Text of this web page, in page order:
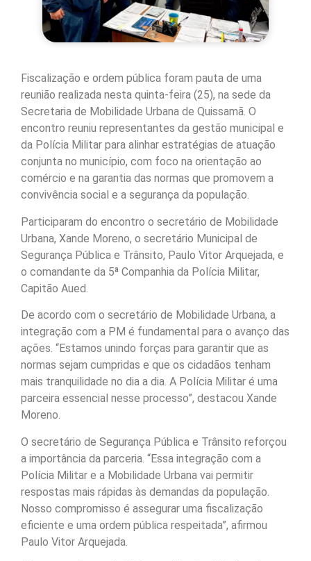
Fiscalização e ordem pública foram pauta de uma
reunião realizada nesta quinta-feira (25), na sede da
Secretaria de Mobilidade Urbana de Quissamã. O
encontro reuniu representantes da gestão municipal e
da Polícia Militar para alinhar estratégias de atuação
conjunta no município, com foco na orientação ao
comércio e na garantia das normas que promovem a
convivência social e a segurança da população.
Participaram do encontro o secretário de Mobilidade
Urbana, Xande Moreno, o secretário Municipal de
Segurança Pública e Trânsito, Paulo Vitor Arquejada, e
o comandante da 5ª Companhia da Polícia Militar,
Capitão Aued.
De acordo com o secretário de Mobilidade Urbana, a
integração com a PM é fundamental para o avanço das
ações. “Estamos unindo forças para garantir que as
normas sejam cumpridas e que os cidadãos tenham
mais tranquilidade no dia a dia. A Polícia Militar é uma
parceira essencial nesse processo”, destacou Xande
Moreno.
O secretário de Segurança Pública e Trânsito reforçou
a importância da parceria. “Essa integração com a
Polícia Militar e a Mobilidade Urbana vai permitir
respostas mais rápidas às demandas da população.
Nosso compromisso é assegurar uma fiscalização
eficiente e uma ordem pública respeitada”, afirmou
Paulo Vitor Arquejada.